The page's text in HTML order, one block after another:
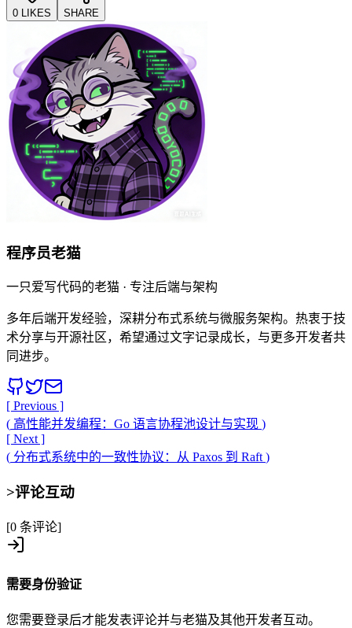
0 LIKES SHARE
程序员老猫
一只爱写代码的老猫 · 专注后端与架构
多年后端开发经验，深耕分布式系统与微服务架构。热衷于技
术分享与开源社区，希望通过文字记录成长，与更多开发者共
同进步。
[ Previous ]
( 高性能并发编程：Go 语言协程池设计与实现 )
[ Next ]
( 分布式系统中的一致性协议：从 Paxos 到 Raft)
>评论互动
[0 条评论]
需要身份验证
您需要登录后才能发表评论并与老猫及其他开发者互动。